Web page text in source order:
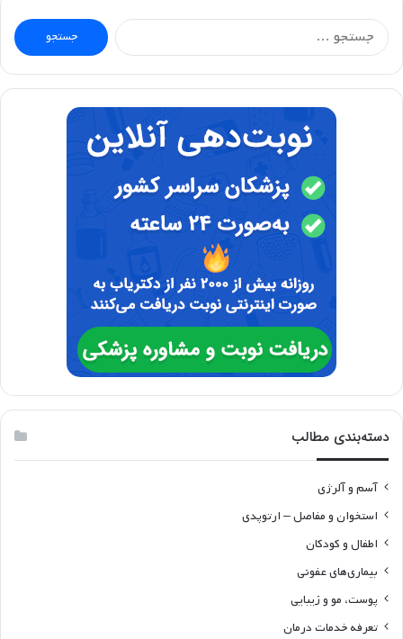
جستجو
برای:
دسته‌بندی مطالب
آسم و آلرژی
استخوان و مفاصل – ارتوپدی
اطفال و کودکان
بیماری‌های عفونی
پوست، مو و زیبایی
تعرفه خدمات درمان